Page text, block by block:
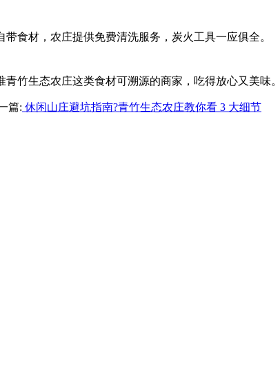
食材，农庄提供免费清洗服务，炭火工具一应俱全。
青竹生态农庄这类食材可溯源的商家，吃得放心又美味。
篇: 休闲山庄避坑指南?青竹生态农庄教你看 3 大细节